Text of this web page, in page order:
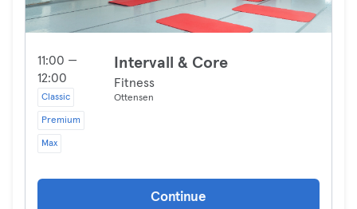
11:00 —
12:00
Classic
Premium
Max
Intervall & Core
Fitness
Ottensen
Continue